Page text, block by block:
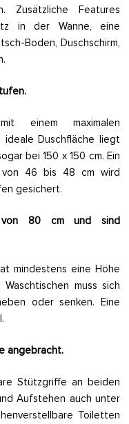
Zusätzliche Features
in der Wanne, eine
Boden, Duschschirm,
einem maximalen
ideale Duschfläche liegt
bei 150 x 150 cm. Ein
von 46 bis 48 cm wird
gesichert.
von 80 cm und sind
mindestens eine Höhe
muss sich
oder senken. Eine
angebracht.
Stützgriffe an beiden
Aufstehen auch unter
Toiletten